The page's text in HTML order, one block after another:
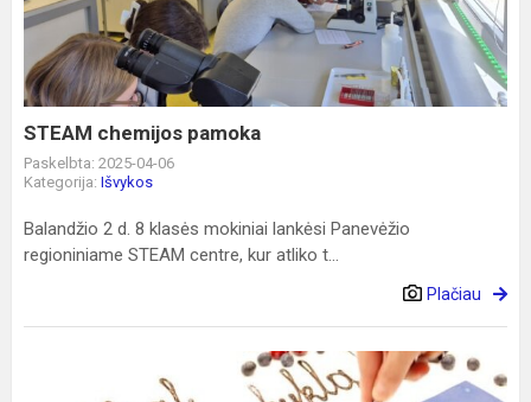
STEAM chemijos pamoka
Paskelbta: 2025-04-06
Kategorija: Išvykos
Balandžio 2 d. 8 klasės mokiniai lankėsi Panevėžio
regioniniame STEAM centre, kur atliko t...
Plačiau